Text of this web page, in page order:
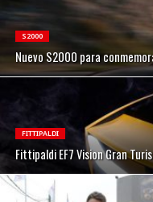
S2000
Nuevo S2000 para
FITTIPALDI
Fittipaldi EF7 Vision Gran